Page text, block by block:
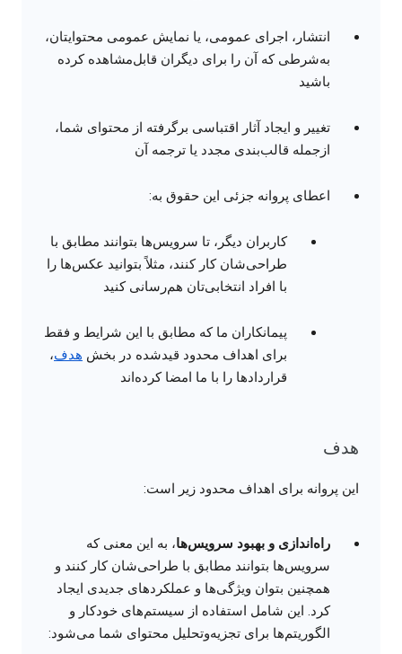
انتشار، اجرای عمومی، یا نمایش عمومی محتوایتان،
به‌شرطی که آن را برای دیگران قابل‌مشاهده کرده
باشید
تغییر و ایجاد آثار اقتباسی برگرفته از محتوای شما،
ازجمله قالب‌بندی مجدد یا ترجمه آن
اعطای پروانه جزئی این حقوق به:
کاربران دیگر، تا سرویس‌ها بتوانند مطابق با
طراحی‌شان کار کنند، مثلاً بتوانید عکس‌ها را
با افراد انتخابی‌تان هم‌رسانی کنید
پیمانکاران ما که مطابق با این شرایط و فقط
برای اهداف محدود قیدشده در بخش هدف،
قراردادها را با ما امضا کرده‌اند
هدف
این پروانه برای اهداف محدود زیر است:
راه‌اندازی و بهبود سرویس‌ها، به این معنی که
سرویس‌ها بتوانند مطابق با طراحی‌شان کار کنند و
همچنین بتوان ویژگی‌ها و عملکردهای جدیدی ایجاد
کرد. این شامل استفاده از سیستم‌های خودکار و
الگوریتم‌ها برای تجزیه‌وتحلیل محتوای شما می‌شود: